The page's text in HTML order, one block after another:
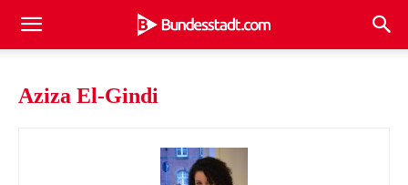
Aziza El-Gindi